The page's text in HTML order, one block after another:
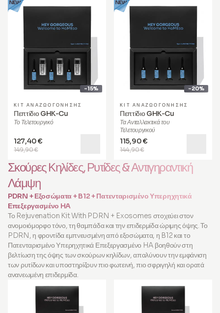
-15%
ΚΙΤ ΑΝΑΖΩΟΓΌΝΗΣΗΣ
Πεπτίδιο GHK-Cu
Το Τελετουργικό
149,90 €
127,40 €
-20%
ΚΙΤ ΑΝΑΖΩΟΓΌΝΗΣΗΣ
Πεπτίδιο GHK-Cu
Τα Ανταλλακτικά του
Τελετουργικού
144,90 €
115,90 €
Σκούρες Κηλίδες, Ρυτίδες & Αντιγηραντική
Λάμψη
PDRN + Εξοσώματα + B12 + Πατενταρισμένο Υπερηχητικά
Επεξεργασμένο HA
Το Rejuvenation Kit With PDRN + Exosomes στοχεύει στον
ανομοιόμορφο τόνο, τη θαμπάδα και την επιδερμίδα ώριμης όψης. Το
PDRN, η φροντίδα εμπνευσμένη από εξοσώματα, η B12 και το
Πατενταρισμένο Υπερηχητικά Επεξεργασμένο HA βοηθούν στη
βελτίωση της όψης των σκούρων κηλίδων, απαλύνουν την εμφάνιση
των ρυτίδων και υποστηρίζουν πιο φωτεινή, πιο σφριγηλή και ορατά
ανανεωμένη επιδερμίδα.